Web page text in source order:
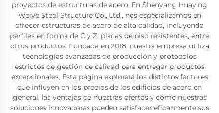
proyectos de estructuras de acero. En Shenyang Huaying
Weiye Steel Structure Co., Ltd., nos especializamos en
ofrecer estructuras de acero de alta calidad, incluyendo
perfiles en forma de C y Z, placas de piso resistentes, entre
otros productos. Fundada en 2018, nuestra empresa utiliza
tecnologías avanzadas de producción y protocolos
estrictos de gestión de calidad para entregar productos
excepcionales. Esta página explorará los distintos factores
que influyen en los precios de los edificios de acero en
general, las ventajas de nuestras ofertas y cómo nuestras
soluciones innovadoras pueden satisfacer eficazmente sus